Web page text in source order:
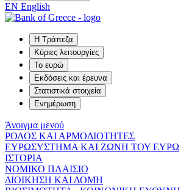
EN English
Η Τράπεζα
Κύριες λειτουργίες
Το ευρώ
Εκδόσεις και έρευνα
Στατιστικά στοιχεία
Ενημέρωση
Άνοιγμα μενού
ΡΟΛΟΣ ΚΑΙ ΑΡΜΟΔΙΟΤΗΤΕΣ
ΕΥΡΩΣΥΣΤΗΜΑ ΚΑΙ ΖΩΝΗ ΤΟΥ ΕΥΡΩ
ΙΣΤΟΡΙΑ
ΝΟΜΙΚΟ ΠΛΑΙΣΙΟ
ΔΙΟΙΚΗΣΗ ΚΑΙ ΔΟΜΗ